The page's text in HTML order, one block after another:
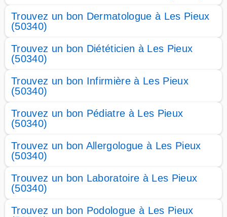
Trouvez un bon Dermatologue à Les Pieux
(50340)
Trouvez un bon Diététicien à Les Pieux
(50340)
Trouvez un bon Infirmière à Les Pieux
(50340)
Trouvez un bon Pédiatre à Les Pieux
(50340)
Trouvez un bon Allergologue à Les Pieux
(50340)
Trouvez un bon Laboratoire à Les Pieux
(50340)
Trouvez un bon Podologue à Les Pieux